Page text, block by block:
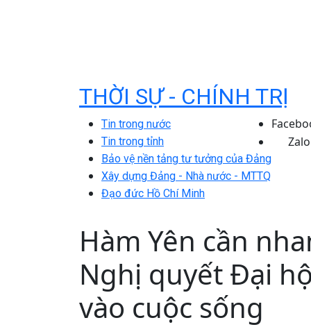
THỜI SỰ - CHÍNH TRỊ
Tin trong nước
Tin trong tỉnh
Bảo vệ nền tảng tư tưởng của Đảng
Xây dựng Đảng - Nhà nước - MTTQ
Đạo đức Hồ Chí Minh
Zalo
Hàm Yên cần
Nghị quyết Đại
vào cuộc sống